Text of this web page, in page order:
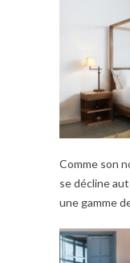
Comme son
se décline
une gamme